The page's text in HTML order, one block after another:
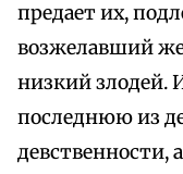
предает их,
возжелавший
низкий злодей.
последнюю из
девственности,